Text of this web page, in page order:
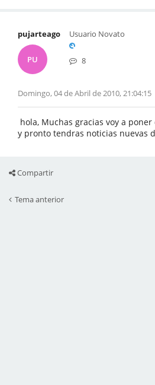
pujarteago
PU
Usuario Novato
8
Domingo, 04 de Abril de 2010, 21:04:15
hola, Muchas gracias voy a
y pronto tendras noticias nuevas
Compartir
Tema anterior